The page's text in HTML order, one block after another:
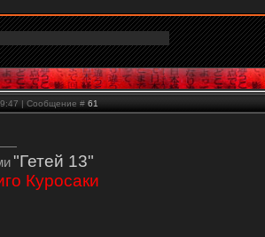
| Сообщение # 61
"Гетей 13"
Куросаки